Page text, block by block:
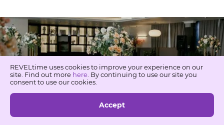
REVELtime uses cookies to improve your experience on our
site. Find out more here . By continuing to use our site you
consent to use our cookies.
Accept